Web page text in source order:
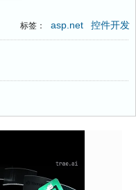
标签： asp.net 控件开发